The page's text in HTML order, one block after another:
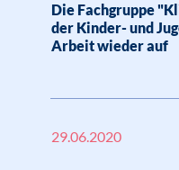
Die Fachgruppe
der Kinder- und
Arbeit wieder auf
29.06.2020